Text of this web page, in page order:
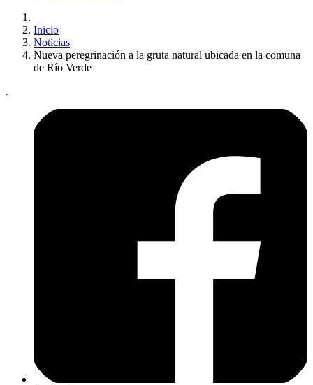
Inicio
Noticias
Nueva peregrinación a la gruta natural ubicada en la comuna
de Río Verde
.